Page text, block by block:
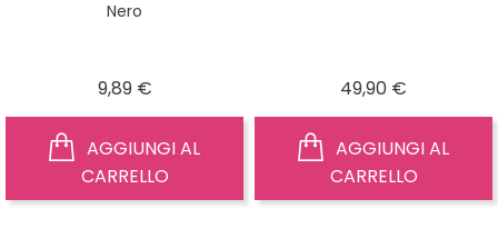
Nero
9,89 €Prezzo
CARRELLO
49,90 €
CARRELLO